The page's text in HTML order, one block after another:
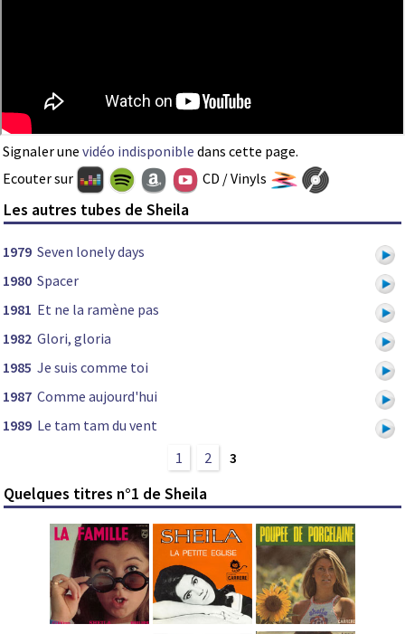
Signaler une vidéo indisponible dans cette page.
Ecouter sur
CD / Vinyls
Les autres tubes de Sheila
1979 Seven lonely days
1980 Spacer
1981 Et ne la ramène pas
1982 Glori, gloria
1985 Je suis comme toi
1987 Comme aujourd'hui
1989 Le tam tam du vent
1
2 3
Quelques titres n°1 de Sheila